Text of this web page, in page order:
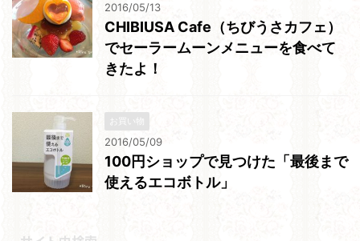
2016/05/13
CHIBIUSA Cafe（ちびうさカフェ）
でセーラームーンメニューを食べて
きたよ！
お買い物
2016/05/09
100円ショップで見つけた「最後まで
使えるエコボトル」